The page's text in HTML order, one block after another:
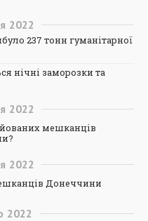
2022
237 тонн гуманітарної
нічні заморозки та
2022
мешканців
2022
Донеччини
2022